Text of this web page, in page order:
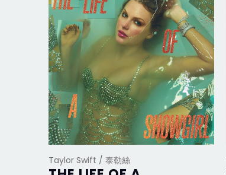
Taylor Swift / 泰勒絲